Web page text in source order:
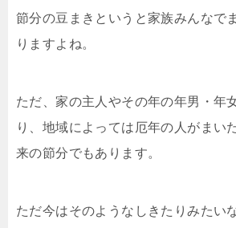
節分の豆まきというと家族みんなで
りますよね。
ただ、家の主人やその年の年男・年
り、地域によっては厄年の人がまい
来の節分でもあります。
ただ今はそのようなしきたりみたい